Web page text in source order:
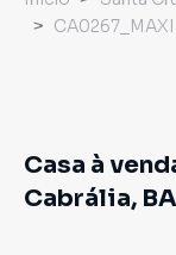
CA0267_MAXI
Casa à
Cabrália, BA